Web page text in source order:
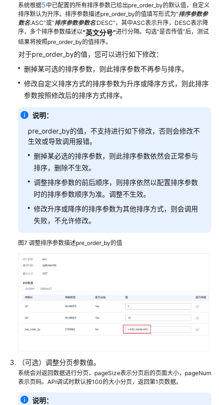
系统根据5中已配置的所有排序参数已给出pre_order_by的默认值，自定义
排序默认为升序。排序参数描述pre_order_by的值填写形式为“排序参数参
数名:ASC”或“排序参数参数名:DESC”，其中ASC表示升序，DESC表示降
序，多个排序参数描述以“英文分号”进行分隔。勾选“是否传值”后，测试
结果将按照pre_order_by的值排序。
对于pre_order_by的值，您可以进行如下修改：
删掉某可选的排序参数，则此排序参数不再参与排序。
修改自定义排序方式的排序参数为升序或降序方式，则此排序
参数按照修改后的排序方式排序。
说明：
pre_order_by的值，不支持进行如下修改，否则会修改不
生效或导致调用报错。
删掉某必选的排序参数，则此排序参数依然会正常参与
排序，删除不生效。
调整排序参数的前后顺序，则排序依然以配置排序参数
时的排序参数顺序为准。调整不生效。
修改升序或降序的排序参数为其他排序方式，则会调用
失败，不允许修改。
图7 调整排序参数描述pre_order_by的值
（可选）调整分页参数值。
系统会对返回数据进行分页，pageSize表示分页后的页面大小，pageNum
表示页码。API调试时默认按100的大小分页，返回第1页数据。
说明：